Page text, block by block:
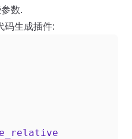
数.
码生成插件: